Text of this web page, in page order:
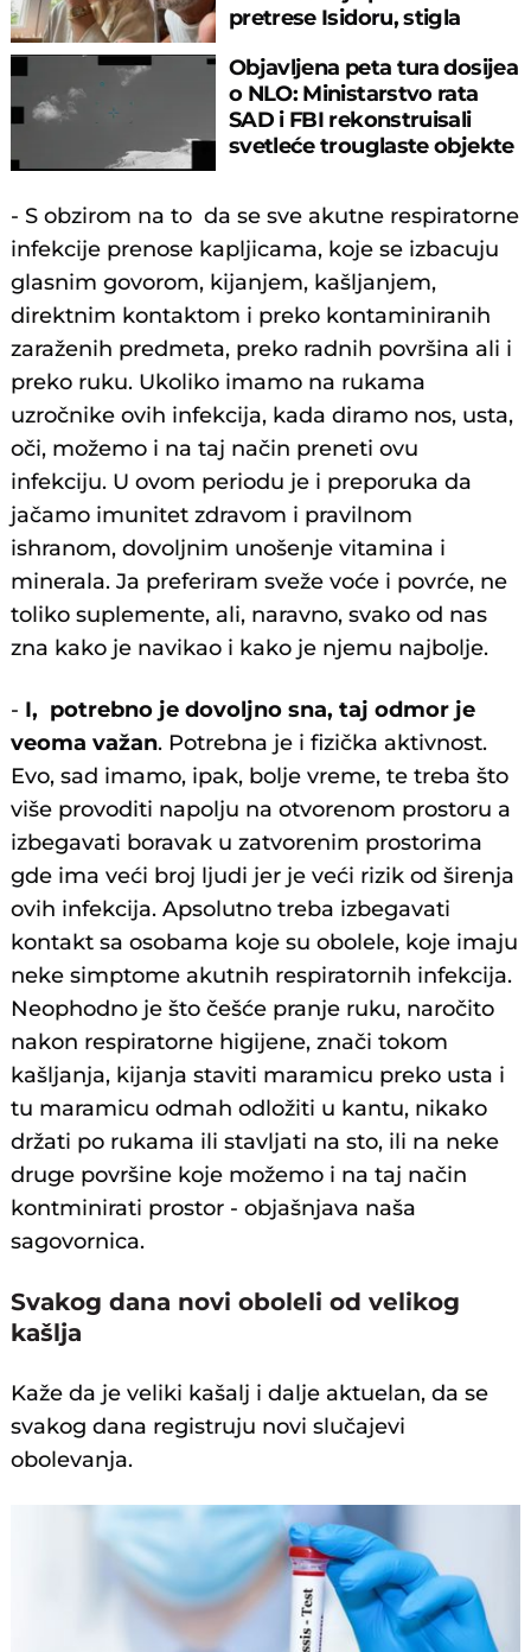
pretrese Isidoru, stigla
Objavljena peta tura dosijea
o NLO: Ministarstvo rata
SAD i FBI rekonstruisali
svetleće trouglaste objekte
- S obzirom na to da se sve akutne respiratorne
infekcije prenose kapljicama, koje se izbacuju
glasnim govorom, kijanjem, kašljanjem,
direktnim kontaktom i preko kontaminiranih
zaraženih predmeta, preko radnih površina ali i
preko ruku. Ukoliko imamo na rukama
uzročnike ovih infekcija, kada diramo nos, usta,
oči, možemo i na taj način preneti ovu
infekciju. U ovom periodu je i preporuka da
jačamo imunitet zdravom i pravilnom
ishranom, dovoljnim unošenje vitamina i
minerala. Ja preferiram sveže voće i povrće, ne
toliko suplemente, ali, naravno, svako od nas
zna kako je navikao i kako je njemu najbolje.
- I, potrebno je dovoljno sna, taj odmor je
veoma važan. Potrebna je i fizička aktivnost.
Evo, sad imamo, ipak, bolje vreme, te treba što
više provoditi napolju na otvorenom prostoru a
izbegavati boravak u zatvorenim prostorima
gde ima veći broj ljudi jer je veći rizik od širenja
ovih infekcija. Apsolutno treba izbegavati
kontakt sa osobama koje su obolele, koje imaju
neke simptome akutnih respiratornih infekcija.
Neophodno je što češće pranje ruku, naročito
nakon respiratorne higijene, znači tokom
kašljanja, kijanja staviti maramicu preko usta i
tu maramicu odmah odložiti u kantu, nikako
držati po rukama ili stavljati na sto, ili na neke
druge površine koje možemo i na taj način
kontminirati prostor - objašnjava naša
sagovornica.
Svakog dana novi oboleli od velikog
kašlja
Kaže da je veliki kašalj i dalje aktuelan, da se
svakog dana registruju novi slučajevi
obolevanja.